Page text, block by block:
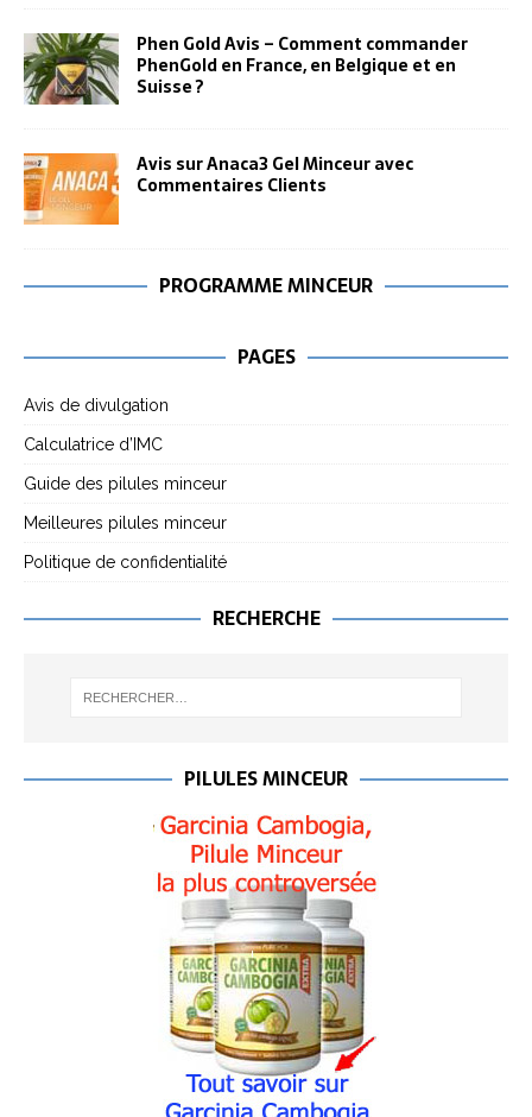
Phen Gold Avis – Comment commander
PhenGold en France, en Belgique et en
Suisse ?
Avis sur Anaca3 Gel Minceur avec
Commentaires Clients
PROGRAMME MINCEUR
PAGES
Avis de divulgation
Calculatrice d’IMC
Guide des pilules minceur
Meilleures pilules minceur
Politique de confidentialité
RECHERCHE
PILULES MINCEUR